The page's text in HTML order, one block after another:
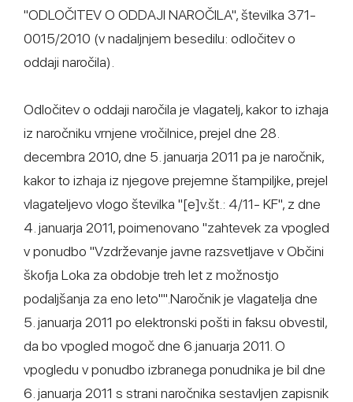
"ODLOČITEV O ODDAJI NAROČILA", številka 371-
0015/2010 (v nadaljnjem besedilu: odločitev o
oddaji naročila).
Odločitev o oddaji naročila je vlagatelj, kakor to izhaja
iz naročniku vrnjene vročilnice, prejel dne 28.
decembra 2010, dne 5. januarja 2011 pa je naročnik,
kakor to izhaja iz njegove prejemne štampiljke, prejel
vlagateljevo vlogo številka "[e]v.št.: 4/11- KF", z dne
4. januarja 2011, poimenovano "zahtevek za vpogled
v ponudbo "Vzdrževanje javne razsvetljave v Občini
škofja Loka za obdobje treh let z možnostjo
podaljšanja za eno leto"".Naročnik je vlagatelja dne
5. januarja 2011 po elektronski pošti in faksu obvestil,
da bo vpogled mogoč dne 6.januarja 2011. O
vpogledu v ponudbo izbranega ponudnika je bil dne
6. januarja 2011 s strani naročnika sestavljen zapisnik